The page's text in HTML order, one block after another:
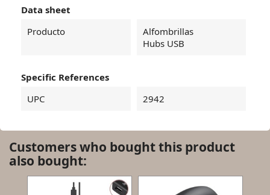
Data sheet
Producto
Alfombrillas
Hubs USB
Specific References
UPC
2942
Customers who bought this product
also bought: